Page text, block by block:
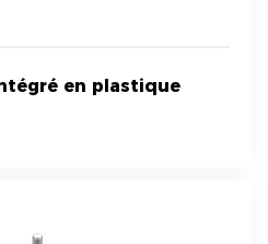
en plastique